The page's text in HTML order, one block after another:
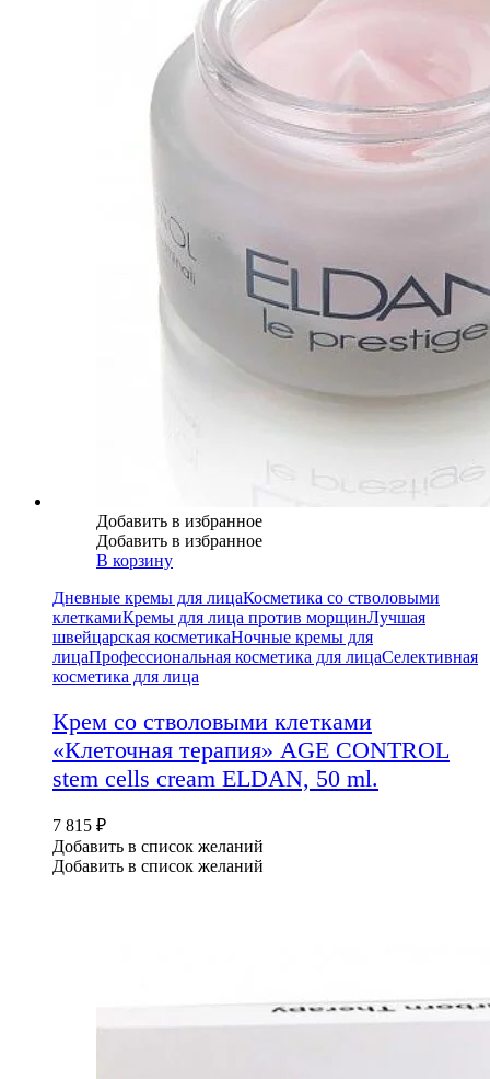
Добавить в избранное
Добавить в избранное
В корзину
Дневные кремы для лицаКосметика со стволовыми
клеткамиКремы для лица против морщинЛучшая
швейцарская косметикаНочные кремы для
лицаПрофессиональная косметика для лицаСелективная
косметика для лица
Крем со стволовыми клетками
«Клеточная терапия» AGE CONTROL
stem cells cream ELDAN, 50 ml.
7 815 ₽
Добавить в список желаний
Добавить в список желаний